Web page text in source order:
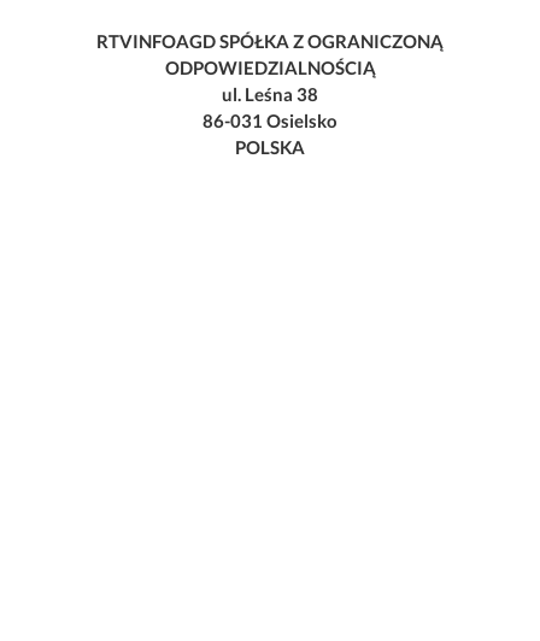
RTVINFOAGD SPÓŁKA Z OGRANICZONĄ
ODPOWIEDZIALNOŚCIĄ
ul. Leśna 38
86-031 Osielsko
POLSKA